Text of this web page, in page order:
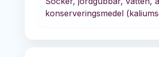
konserveringsmedel